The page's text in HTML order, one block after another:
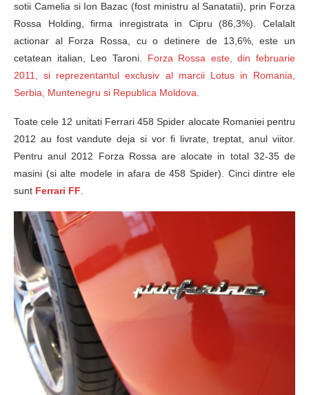
sotii Camelia si Ion Bazac (fost ministru al Sanatatii), prin Forza
Rossa Holding, firma inregistrata in Cipru (86,3%). Celalalt
actionar al Forza Rossa, cu o detinere de 13,6%, este un
cetatean italian, Leo Taroni. Forza Rossa este, din februarie
2011, si reprezentantul exclusiv al marcii Lotus in Romania,
Serbia, Muntenegru si Republica Moldova.
Toate cele 12 unitati Ferrari 458 Spider alocate Romaniei pentru
2012 au fost vandute deja si vor fi livrate, treptat, anul viitor.
Pentru anul 2012 Forza Rossa are alocate in total 32-35 de
masini (si alte modele in afara de 458 Spider). Cinci dintre ele
sunt Ferrari FF.